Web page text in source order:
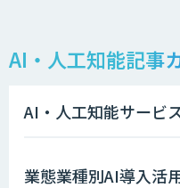
アラヤ
AI・人工知能記事
AI・人工知能サービ
業態業種別AI導入活